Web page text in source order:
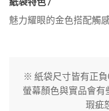
魅力耀眼的金色搭配觸
※ 紙袋尺寸皆有正負
螢幕顏色與實品會
瑕疵